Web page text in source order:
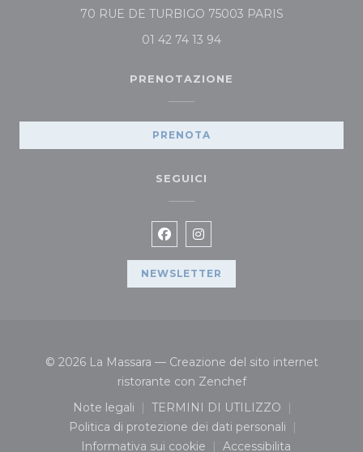
70 RUE DE TURBIGO 75003 PARIS((apre una
01 42 74 13 94
PRENOTAZIONE
PRENOTA
SEGUICI
Facebook ((apre una nuova
Instagram ((apre una
NEWSLETTER
© 2026 La Massara — Creazione del sito internet
ristorante con Zenchef((apre una nuova
Note legali
((apre una nuova finestra))
TERMINI DI UTILIZZO
((apre una nuova
Politica di protezione dei dati personali
((apre una nuova finestra))
Informativa sui cookie Accessibilita